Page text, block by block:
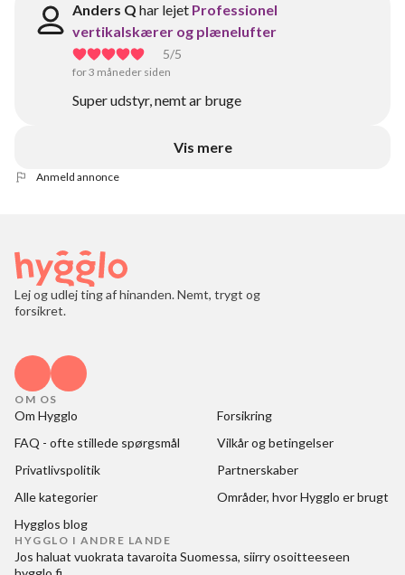
Anders Q har lejet Professionel
vertikalskærer og plænelufter
5/5
for 3 måneder siden
Super udstyr, nemt ar bruge
Vis mere
Anmeld annonce
Lej og udlej ting af hinanden. Nemt, trygt og
forsikret.
OM OS
Om Hygglo
Forsikring
FAQ - ofte stillede spørgsmål
Vilkår og betingelser
Privatlivspolitik
Partnerskaber
Alle kategorier
Områder, hvor Hygglo er brugt
Hygglos blog
HYGGLO I ANDRE LANDE
Jos haluat vuokrata tavaroita Suomessa, siirry osoitteeseen